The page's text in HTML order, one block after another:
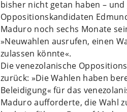
bisher nicht getan haben –
Oppositionskandidaten
Maduro noch sechs Monate
»Neuwahlen ausrufen, einen
zulassen könnte«.
Die venezolanische
zurück: »Die Wahlen haben
Beleidigung« für das
Maduro aufforderte, die Wahl